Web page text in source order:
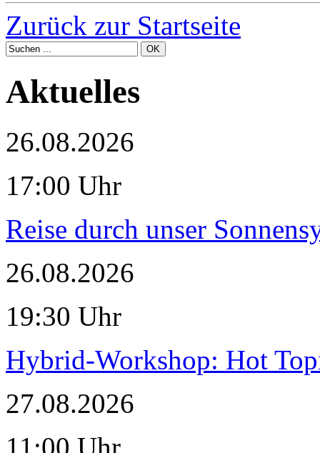
Zurück zur Startseite
Aktuelles
26.08.2026
17:00 Uhr
Reise durch unser
26.08.2026
19:30 Uhr
Hybrid-Workshop: Hot
27.08.2026